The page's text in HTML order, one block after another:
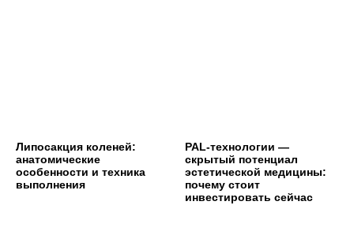
Липосакция коленей:
анатомические
особенности и техника
выполнения
PAL-технологии —
скрытый потенциал
эстетической медицины:
почему стоит
инвестировать сейчас